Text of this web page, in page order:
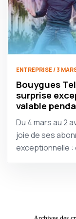
ENTREPRISE / 3
Bouygues
surprise
valable
Du 4 mars au 2
joie de ses
exceptionnelle :